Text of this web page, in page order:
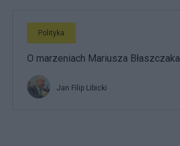
Polityka
O marzeniach Mariusza Błaszczaka
Jan Filip Libicki